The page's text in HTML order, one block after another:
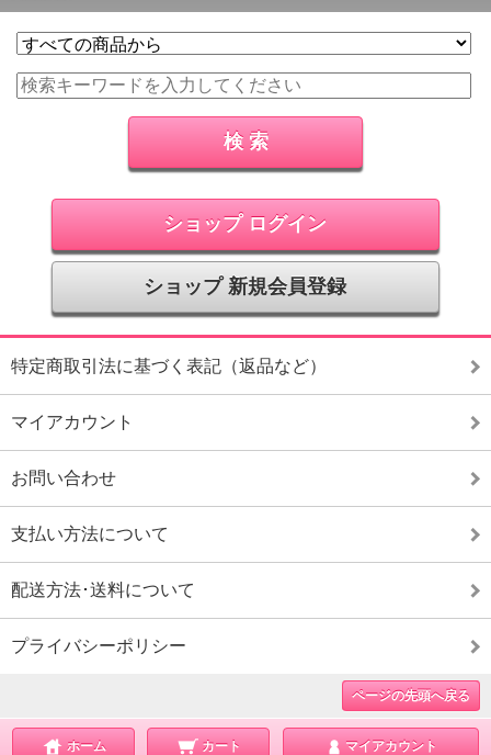
ショップ ログイン
ショップ 新規会員登録
特定商取引法に基づく表記（返品など）
マイアカウント
お問い合わせ
支払い方法について
配送方法･送料について
プライバシーポリシー
ページの先頭へ戻る
ホーム カート マイアカウント